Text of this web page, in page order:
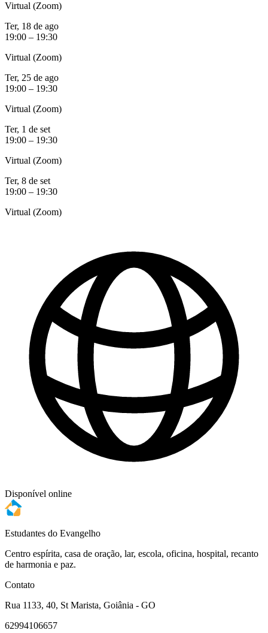
Virtual (Zoom)
Ter, 18 de ago
19:00 – 19:30
Virtual (Zoom)
Ter, 25 de ago
19:00 – 19:30
Virtual (Zoom)
Ter, 1 de set
19:00 – 19:30
Virtual (Zoom)
Ter, 8 de set
19:00 – 19:30
Virtual (Zoom)
Disponível online
Estudantes do Evangelho
Centro espírita, casa de oração, lar, escola, oficina, hospital, recanto
de harmonia e paz.
Contato
Rua 1133, 40, St Marista, Goiânia - GO
62994106657